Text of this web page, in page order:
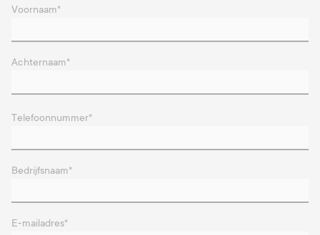
Voornaam*
Achternaam*
Telefoonnummer*
Bedrijfsnaam*
E-mailadres*